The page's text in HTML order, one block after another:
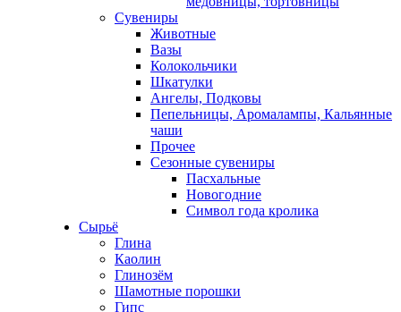
Сувениры
Животные
Вазы
Колокольчики
Шкатулки
Ангелы, Подковы
Пепельницы, Аромалампы, Кальянные
чаши
Прочее
Сезонные сувениры
Пасхальные
Новогодние
Символ года кролика
Сырьё
Глина
Каолин
Глинозём
Шамотные порошки
Гипс